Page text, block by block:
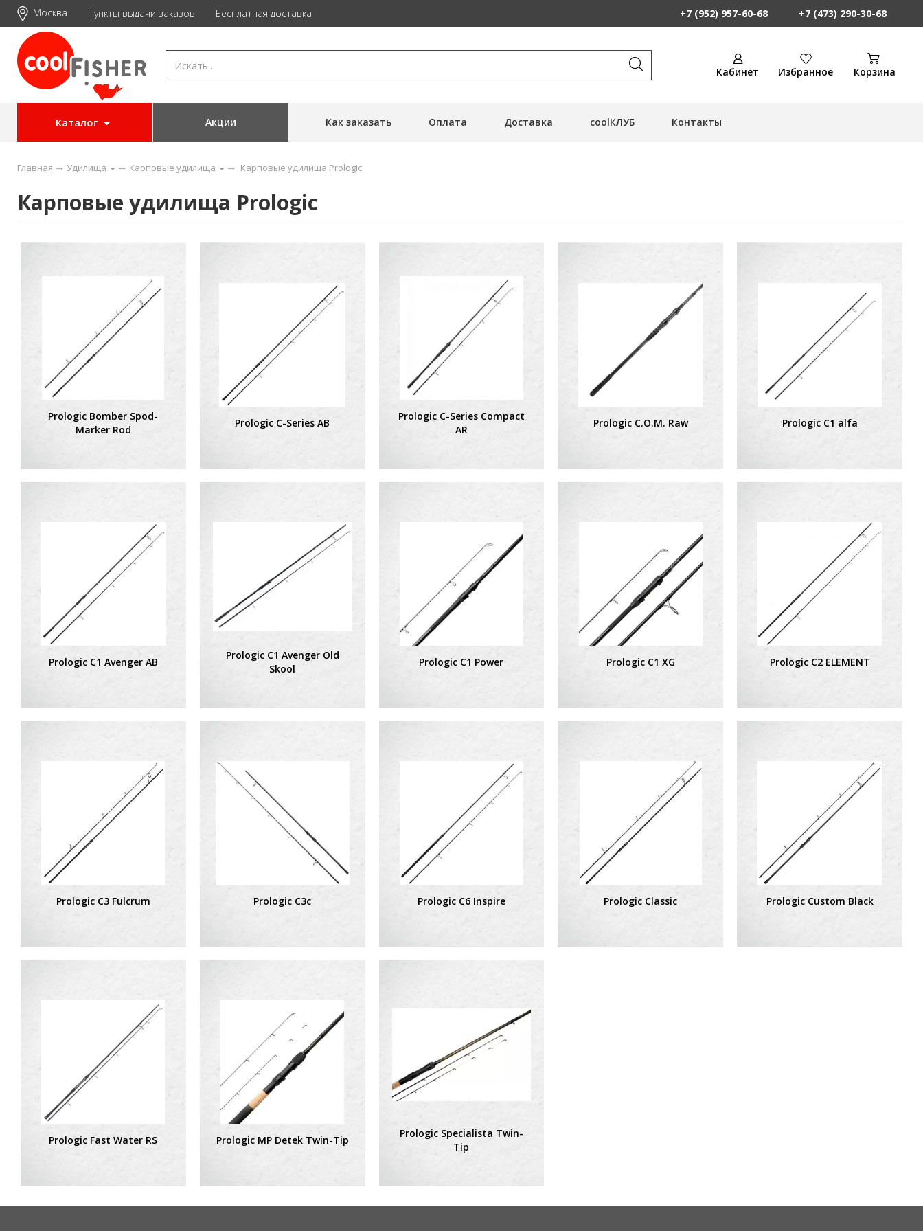
Москва Пункты выдачи заказов Бесплатная доставка +7 (952) 957-60-68 +7 (473) 290-30-68
Кабинет Избранное Корзина
Каталог Как заказать Оплата Доставка coolКЛУБ Контакты
Акции
Главная Удилища Карповые удилища Карповые удилища Prologic
Карповые удилища Prologic
Prologic Bomber Spod-
Marker Rod
Prologic C-Series AB
Prologic C-Series Compact
AR
Prologic C.O.M. Raw Prologic C1 alfa
Prologic C1 Avenger AB
Prologic C1 Avenger Old
Skool
Prologic C1 Power Prologic C1 XG Prologic C2 ELEMENT
Prologic C3 Fulcrum Prologic C3c Prologic C6 Inspire Prologic Classic Prologic Custom Black
Prologic Fast Water RS Prologic MP Detek Twin-Tip
Prologic Specialista Twin-
Tip